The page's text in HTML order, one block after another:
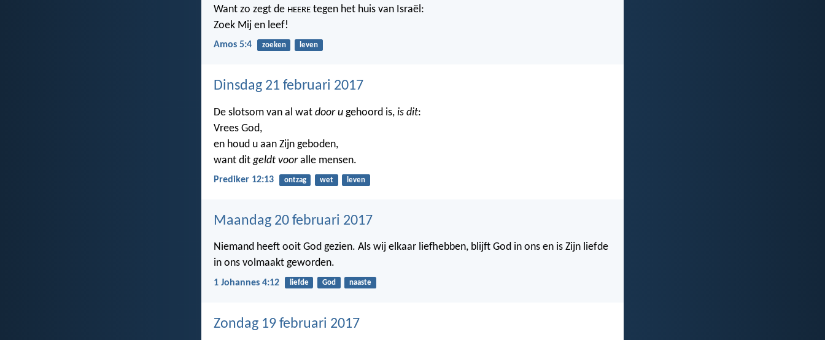
Want zo zegt de HEERE tegen het huis van Israël:
Zoek Mij en leef!
Amos 5:4 zoeken leven
Dinsdag 21 februari 2017
De slotsom van al wat door u gehoord is, is dit:
Vrees God,
en houd u aan Zijn geboden,
want dit geldt vooralle mensen.
Prediker 12:13 ontzag wet leven
Maandag 20 februari 2017
Niemand heeft ooit God gezien. Als wij elkaar liefhebben, blijft God in ons en is Zijn liefde
in ons volmaakt geworden.
1 Johannes 4:12 liefde God naaste
Zondag 19 februari 2017